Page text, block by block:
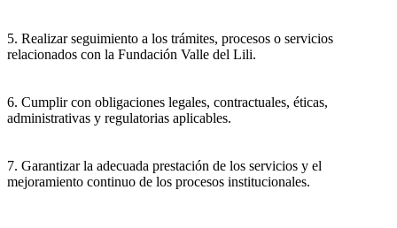
5. Realizar seguimiento a los trámites, procesos o servicios
relacionados con la Fundación Valle del Lili.
6. Cumplir con obligaciones legales, contractuales, éticas,
administrativas y regulatorias aplicables.
7. Garantizar la adecuada prestación de los servicios y el
mejoramiento continuo de los procesos institucionales.